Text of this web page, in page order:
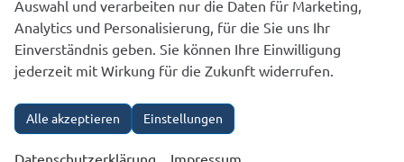
Frontalzusammenstoßes
vorhanden
Pedestrian Recognition Assistent zur Kollisionserkennung mit
einem Fußgänger
vorhanden
Lane Assist (Spurhalteassistent, Spurverlassungswarnung) und
Side Assist (Spurwechselassistent)
Auswahl und verarbeiten nur die Daten für Marketing,
Analytics und Personalisierung, für die Sie uns Ihr
Einverständnis geben. Sie können Ihre Einwilligung
jederzeit mit Wirkung für die Zukunft widerrufen.
Alle akzeptieren Einstellungen